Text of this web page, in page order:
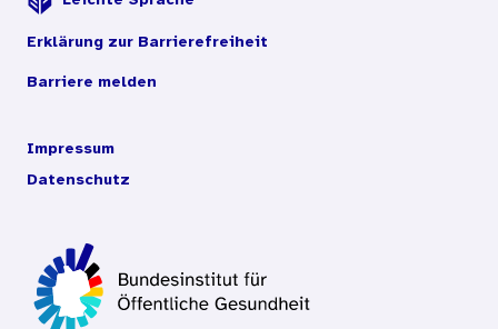
Erklärung zur Barrierefreiheit
Barriere melden
Impressum
Datenschutz